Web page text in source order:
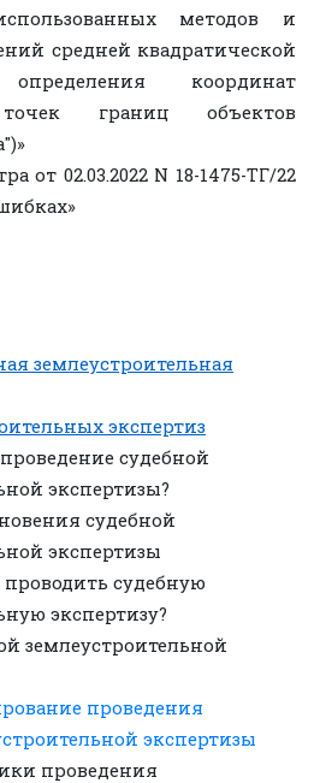
методов и
средней квадратической
координат
границ объектов
от 02.03.2022 N 18-1475-ТГ/22
землеустроительная
экспертиз
судебной
экспертизы?
судебной
экспертизы
судебную
экспертизу?
землеустроительной
проведения
экспертизы
проведения